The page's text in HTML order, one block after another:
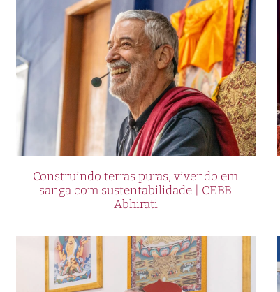
Construindo terras puras, vivendo em
sanga com sustentabilidade | CEBB
Abhirati